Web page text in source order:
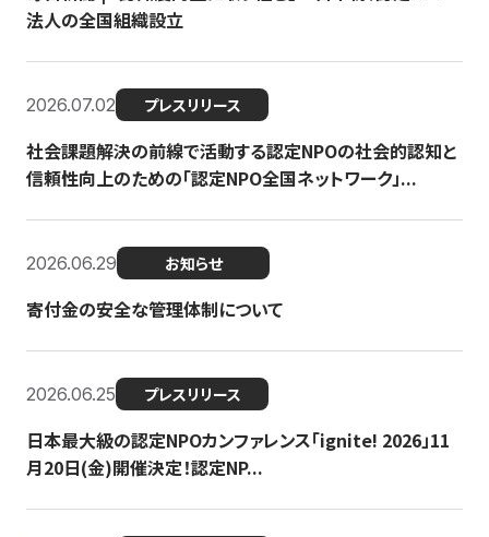
法人の全国組織設立
2026.07.02 プレスリリース
社会課題解決の前線で活動する認定NPOの社会的認知と
信頼性向上のための「認定NPO全国ネットワーク」...
2026.06.29 お知らせ
寄付金の安全な管理体制について
2026.06.25 プレスリリース
日本最大級の認定NPOカンファレンス「ignite! 2026」11
月20日(金)開催決定！認定NP...